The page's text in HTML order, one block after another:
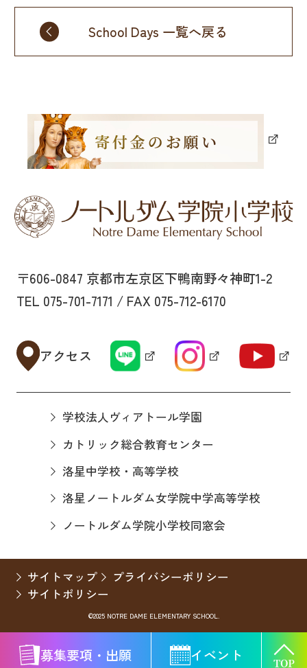
募集要項・出願 イベント
School Days 一覧へ戻る
〒606-0847 京都市左京区下鴨南野々神町1-2
TEL 075-701-7171 / FAX 075-712-6170
アクセス
学校法人ヴィアトール学園
カトリック総合教育センター
洛星中学校・高等学校
洛星ノートルダム女学院中学高等学校
ノートルダム学院小学校同窓会
サイトマップ
プライバシーポリシー
サイトポリシー
©2025 NOTRE DAME ELEMENTARY SCHOOL.